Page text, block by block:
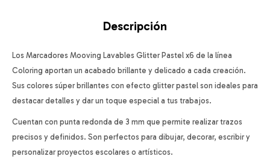
Descripción
Los Marcadores Mooving Lavables Glitter Pastel x6 de la línea
Coloring aportan un acabado brillante y delicado a cada creación.
Sus colores súper brillantes con efecto glitter pastel son ideales para
destacar detalles y dar un toque especial a tus trabajos.
Cuentan con punta redonda de 3 mm que permite realizar trazos
precisos y definidos. Son perfectos para dibujar, decorar, escribir y
personalizar proyectos escolares o artísticos.